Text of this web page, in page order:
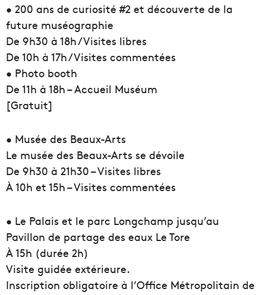
• 200 ans de curiosité #2 et découverte de la
future muséographie
De 9h30 à 18h / Visites libres
De 10h à 17h / Visites commentées
• Photo booth
De 11h à 18h – Accueil Muséum
[Gratuit]
• Musée des Beaux-Arts
Le musée des Beaux-Arts se dévoile
De 9h30 à 21h30 – Visites libres
À 10h et 15h – Visites commentées
• Le Palais et le parc Longchamp jusqu’au
Pavillon de partage des eaux Le Tore
À 15h (durée 2h)
Visite guidée extérieure.
Inscription obligatoire à l’Office Métropolitain de